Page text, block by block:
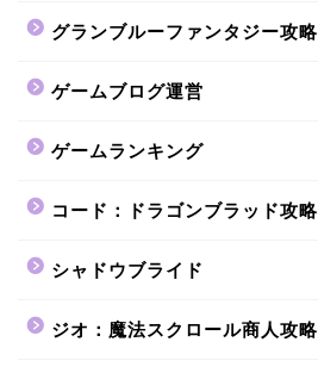
グランブルーファンタジー攻略
ゲームブログ運営
ゲームランキング
コード：ドラゴンブラッド攻略
シャドウブライド
ジオ：魔法スクロール商人攻略